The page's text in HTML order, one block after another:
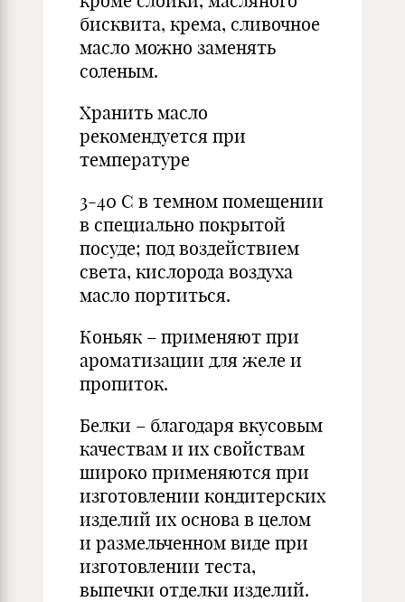
бисквита, крема, сливочное
масло можно заменять
соленым.
Хранить масло
рекомендуется при
температуре
3-40 С в темном помещении
в специально покрытой
посуде; под воздействием
света, кислорода воздуха
масло портиться.
Коньяк – применяют при
ароматизации для желе и
пропиток.
Белки – благодаря вкусовым
качествам и их свойствам
широко применяются при
изготовлении кондитерских
изделий их основа в целом
и размельченном виде при
изготовлении теста,
выпечки отделки изделий.